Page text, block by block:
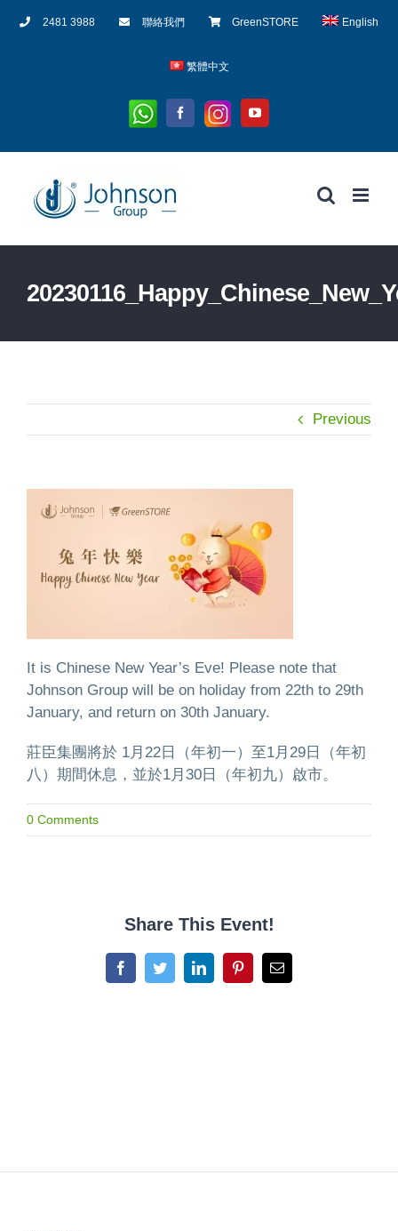
2481 3988 聯絡我們 GreenSTORE English
繁體中文
Whatsapp
Facebook
Instagram
YouTube
Previous
It is Chinese New Year’s Eve! Please note that
Johnson Group will be on holiday from 22th to 29th
January, and return on 30th January.
莊臣集團將於 1月22日（年初一）至1月29日（年初
八）期間休息，並於1月30日（年初九）啟市。
0 Comments
Share This Event!
FacebookTwitterLinkedInPinterestEmail